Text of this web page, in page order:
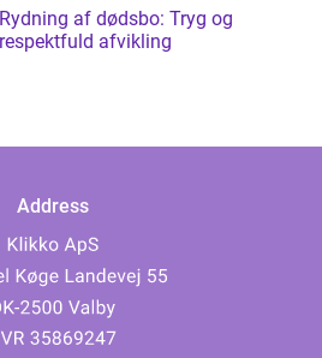
Rydning af dødsbo: Tryg og
respektfuld afvikling
Address